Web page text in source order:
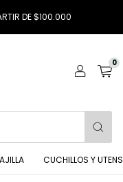
DE $100.000
0
CUCHILLOS Y